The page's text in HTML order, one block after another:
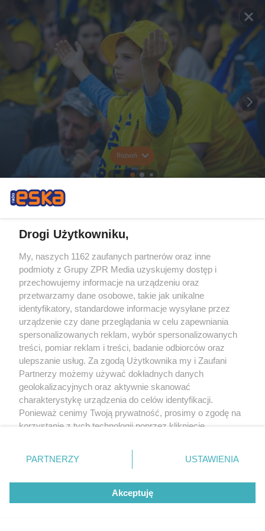
Rozwiń
Drogi Użytkowniku,
My, naszych 1162 zaufanych partnerów oraz inne
podmioty z Grupy ZPR Media uzyskujemy dostęp i
przechowujemy informacje na urządzeniu oraz
przetwarzamy dane osobowe, takie jak unikalne
identyfikatory, standardowe informacje wysyłane przez
urządzenie czy dane przeglądania w celu zapewniania
spersonalizowanych reklam, wybór spersonalizowanych
treści, pomiar reklam i treści, badanie odbiorców oraz
ulepszanie usług. Za zgodą Użytkownika my i Zaufani
Partnerzy możemy używać dokładnych danych
geolokalizacyjnych oraz aktywnie skanować
charakterystykę urządzenia do celów identyfikacji.
Ponieważ cenimy Twoją prywatność, prosimy o zgodę na
korzystanie z tych technologii poprzez kliknięcie
zmienić/wycofać klikając przycisk ustawień prywatności
znajdujący się w lewym dolnym rogu strony
rodzaje przetwarzania danych nie wymagają zgody
użytkownika, ale masz prawo sprzeciwić się takiemu
przetwarzaniu. Preferencje będą miały zastosowanie tylko
PARTNERZY USTAWIENIA
Akceptuję